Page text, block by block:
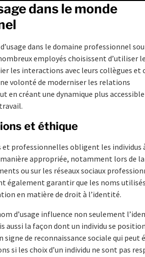
dans le monde
dans le domaine professionnel
employés choisissent d’utiliser
les interactions avec leurs collègues et
volonté de moderniser les relations
en créant une dynamique plus accessible
et éthique
et professionnelles obligent les individus
manière appropriée, notamment lors de la
ou sur les réseaux sociaux
également garantir que les noms
en matière de droit à l’identité.
d’usage influence non seulement
aussi la façon dont un individu se
signe de reconnaissance sociale qui peut
si les choix d’un individu ne sont pas